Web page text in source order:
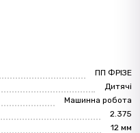
ПП ФРІЗЕ
Дитячі
Машинна робота
2.375
12 мм